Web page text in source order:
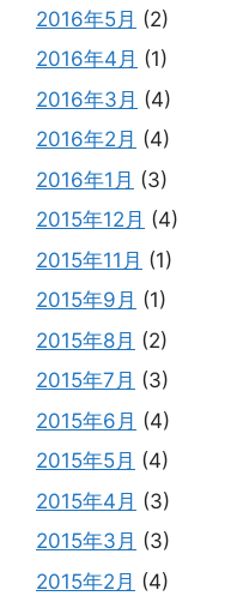
2016年5月 (2)
2016年4月 (1)
2016年3月 (4)
2016年2月 (4)
2016年1月 (3)
2015年12月 (4)
2015年11月 (1)
2015年9月 (1)
2015年8月 (2)
2015年7月 (3)
2015年6月 (4)
2015年5月 (4)
2015年4月 (3)
2015年3月 (3)
2015年2月 (4)